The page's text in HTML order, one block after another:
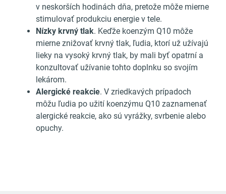
v neskorších hodinách dňa, pretože môže mierne
stimulovať produkciu energie v tele.
Nízky krvný tlak. Keďže koenzým Q10 môže
mierne znižovať krvný tlak, ľudia, ktorí už užívajú
lieky na vysoký krvný tlak, by mali byť opatrní a
konzultovať užívanie tohto doplnku so svojím
lekárom.
Alergické reakcie. V zriedkavých prípadoch
môžu ľudia po užití koenzýmu Q10 zaznamenať
alergické reakcie, ako sú vyrážky, svrbenie alebo
opuchy.